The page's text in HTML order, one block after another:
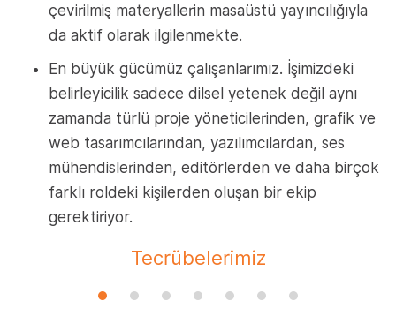
çevirilmiş materyallerin masaüstü yayıncılığıyla
da aktif olarak ilgilenmekte.
En büyük gücümüz çalışanlarımız. İşimizdeki
belirleyicilik sadece dilsel yetenek değil aynı
zamanda türlü proje yöneticilerinden, grafik ve
web tasarımcılarından, yazılımcılardan, ses
mühendislerinden, editörlerden ve daha birçok
farklı roldeki kişilerden oluşan bir ekip
gerektiriyor.
Tecrübelerimiz